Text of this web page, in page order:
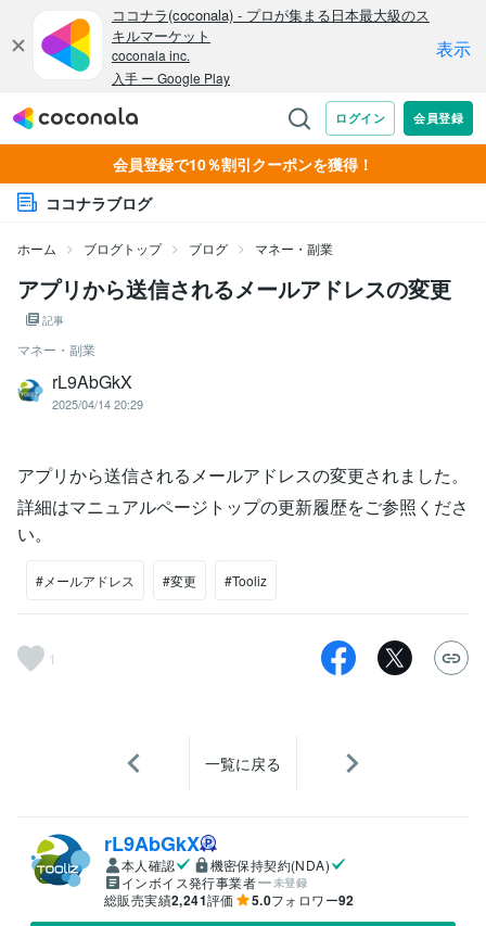
会員登録で10％割引クーポンを獲得！
ココナラブログ
ホーム ブログトップ ブログ マネー・副業
アプリから送信されるメールアドレスの変更
記事
マネー・副業
rL9AbGkX
2025/04/14 20:29
アプリから送信されるメールアドレスの変更されました。
詳細はマニュアルページトップの更新履歴をご参照くださ
い。
#メールアドレス #変更 #Tooliz
1
一覧に戻る
rL9AbGkX
本人確認
機密保持契約(NDA)
インボイス発行事業者
未登録
総販売実績2,241評価 5.0フォロワー92